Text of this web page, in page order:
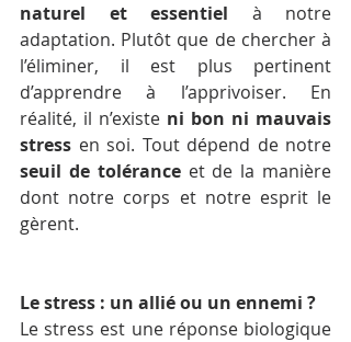
naturel et essentiel à notre
adaptation. Plutôt que de chercher à
l’éliminer, il est plus pertinent
d’apprendre à l’apprivoiser. En
réalité, il n’existe ni bon ni mauvais
stress
seuil de tolérance et de la manière
dont notre corps et notre esprit le
gèrent.
Le stress : un allié ou un ennemi ?
Le stress est une réponse biologique